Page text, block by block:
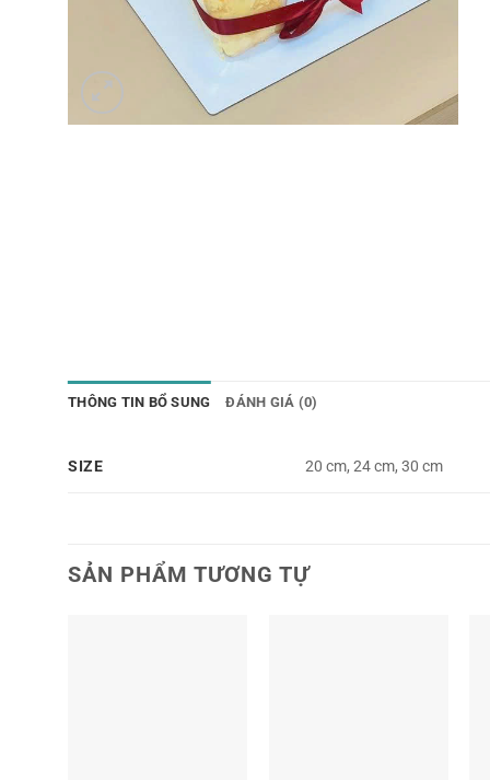
THÔNG TIN BỔ SUNG ĐÁNH GIÁ (0)
SIZE 20 cm, 24 cm, 30 cm
SẢN PHẨM TƯƠNG TỰ